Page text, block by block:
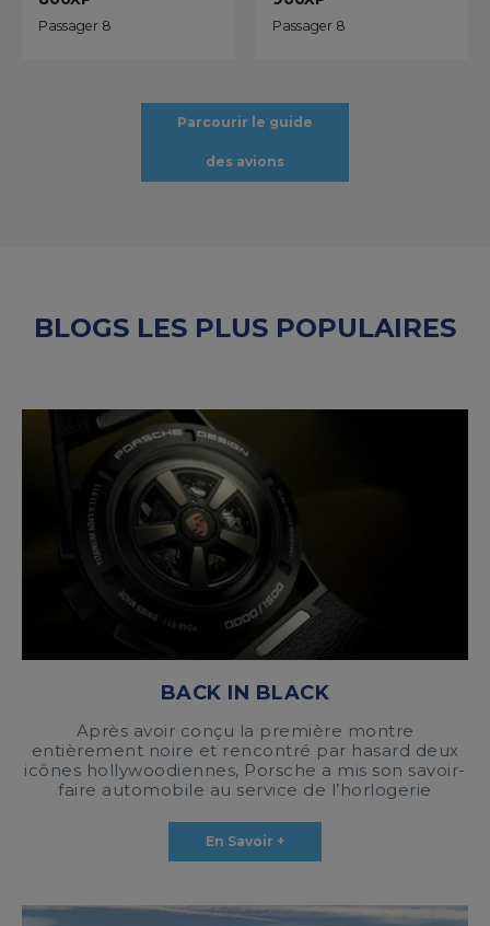
Passager 8 Passager 8
Parcourir le guide
des avions
BLOGS LES PLUS POPULAIRES
BACK IN BLACK
Après avoir conçu la première montre
entièrement noire et rencontré par hasard deux
icônes hollywoodiennes, Porsche a mis son savoir-
faire automobile au service de l’horlogerie
En Savoir +